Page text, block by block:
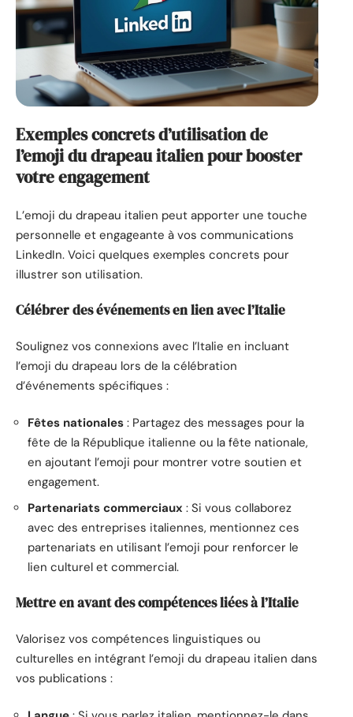
Exemples concrets d’utilisation de
l’emoji du drapeau italien pour booster
votre engagement
L’emoji du drapeau italien peut apporter une touche
personnelle et engageante à vos communications
LinkedIn. Voici quelques exemples concrets pour
illustrer son utilisation.
Célébrer des événements en lien avec l’Italie
Soulignez vos connexions avec l’Italie en incluant
l’emoji du drapeau lors de la célébration
d’événements spécifiques :
Fêtes nationales : Partagez des messages pour la
fête de la République italienne ou la fête nationale,
en ajoutant l’emoji pour montrer votre soutien et
engagement.
Partenariats commerciaux : Si vous collaborez
avec des entreprises italiennes, mentionnez ces
partenariats en utilisant l’emoji pour renforcer le
lien culturel et commercial.
Mettre en avant des compétences liées à l’Italie
Valorisez vos compétences linguistiques ou
culturelles en intégrant l’emoji du drapeau italien dans
vos publications :